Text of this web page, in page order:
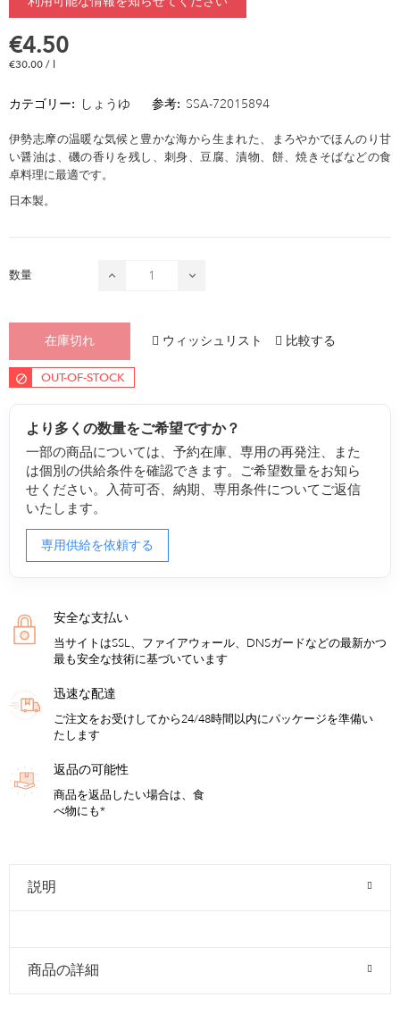
€4.50
€30.00 / l
カテゴリー: しょうゆ 参考: SSA-72015894
伊勢志摩の温暖な気候と豊かな海から生まれた、まろやかでほんのり甘
い醤油は、磯の香りを残し、刺身、豆腐、漬物、餅、焼きそばなどの食
卓料理に最適です。
日本製。
数量
在庫切れ ウィッシュリスト 比較する
OUT-OF-STOCK
より多くの数量をご希望ですか？
一部の商品については、予約在庫、専用の再発注、また
は個別の供給条件を確認できます。ご希望数量をお知ら
せください。入荷可否、納期、専用条件についてご返信
いたします。
専用供給を依頼する
安全な支払い
当サイトはSSL、ファイアウォール、DNSガードなどの最新かつ
最も安全な技術に基づいています
迅速な配達
ご注文をお受けしてから24/48時間以内にパッケージを準備い
たします
返品の可能性
商品を返品したい場合は、食
べ物にも*
説明
商品の詳細